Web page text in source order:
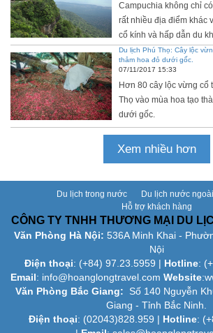
Campuchia không chỉ
rất nhiều địa điểm khác
cổ kính và hấp dẫn du
Du lịch Phú Thọ: Cây lộc
thảm hoa đỏ dưới gốc.
07/11/2017 15:33
Hơn 80 cây lộc vừng cổ
Thọ vào mùa hoa tạo
dưới gốc.
Xem nhiều hơn
Du lịch trong nước Du lịch nước ngoài
Hỗ trợ khách hàng
CÔNG TY TNHH THƯƠNG MẠI DU
Văn Phòng Hà Nội: 536A Minh Khai -
Nội
Điện thoại: (+84) 97.23.5959 | Hotline:
Email: info@hoanglongtravel.com Website
Văn Phòng Bắc Giang: Số 140 Nguyễn
Giang - Tỉnh Bắc Ninh.
Điện thoại: (02043)828.959 | Hotline: